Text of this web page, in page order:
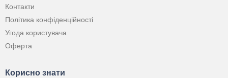
Контакти
Політика конфіденційності
Угода користувача
Оферта
Корисно знати